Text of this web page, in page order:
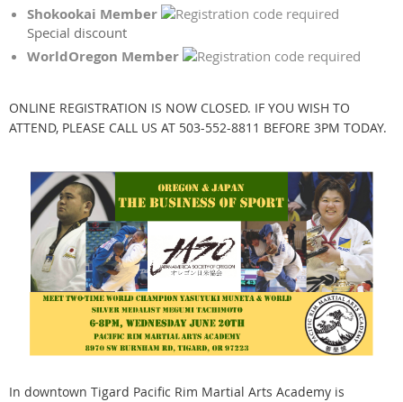
Shokookai Member
Special discount
WorldOregon Member
ONLINE REGISTRATION IS NOW CLOSED. IF YOU WISH TO
ATTEND, PLEASE CALL US AT 503-552-8811 BEFORE 3PM TODAY.
In downtown Tigard Pacific Rim Martial Arts Academy is